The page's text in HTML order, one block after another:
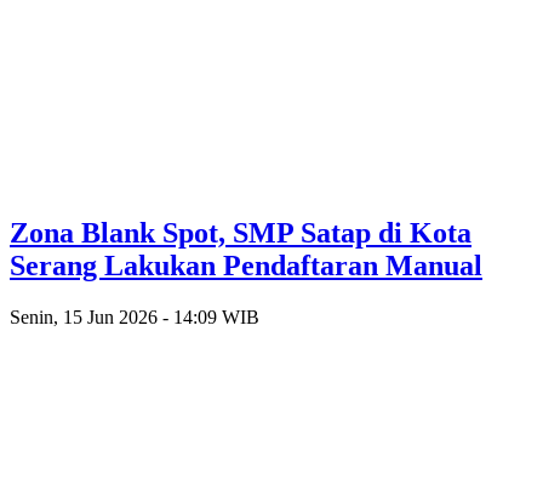
Zona Blank Spot, SMP Satap di Kota
Serang Lakukan Pendaftaran Manual
Senin, 15 Jun 2026 - 14:09 WIB